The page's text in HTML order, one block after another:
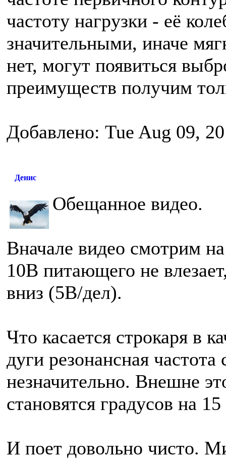
частоту нагрузки - её
значительными, иначе
нет, могут появиться
преимуществ получим
Добавлено: Tue Aug 09,
Денис
Обещанное видео.
Вначале видео смотрим
10В питающего не
вниз (5В/дел).
Что касается строкаря в
дуги резонансная
незначительно. Внешне
становятся градусов на
И поет довольно чисто.